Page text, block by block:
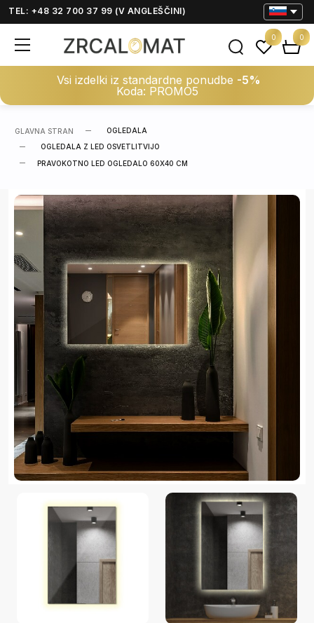
TEL: +48 32 700 37 99 (V ANGLEŠČINI)
Vsi izdelki iz standardne ponudbe -5%
Koda: PROMO5
0 0
GLAVNA STRAN
OGLEDALA
OGLEDALA Z LED OSVETLITVIJO
PRAVOKOTNO LED OGLEDALO 60X40 CM